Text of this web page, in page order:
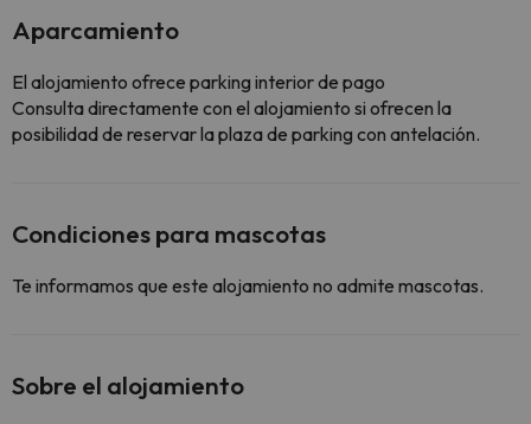
Aparcamiento
El alojamiento ofrece parking interior de pago
Consulta directamente con el alojamiento si ofrecen la
posibilidad de reservar la plaza de parking con antelación.
Condiciones para mascotas
Te informamos que este alojamiento no admite mascotas.
Sobre el alojamiento